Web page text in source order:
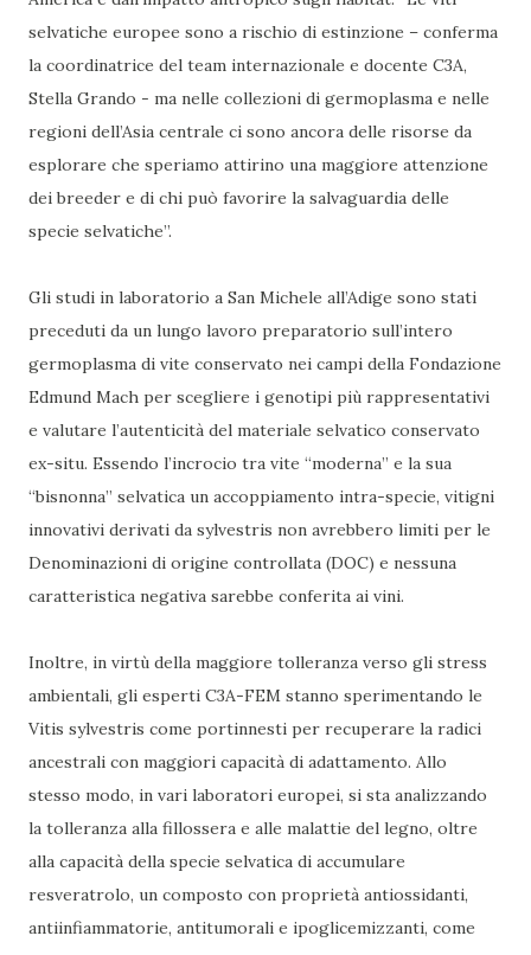
selvatiche europee sono a rischio di estinzione – conferma
la coordinatrice del team internazionale e docente C3A,
Stella Grando - ma nelle collezioni di germoplasma e nelle
regioni dell’Asia centrale ci sono ancora delle risorse da
esplorare che speriamo attirino una maggiore attenzione
dei breeder e di chi può favorire la salvaguardia delle
specie selvatiche”.
Gli studi in laboratorio a San Michele all’Adige sono stati
preceduti da un lungo lavoro preparatorio sull’intero
germoplasma di vite conservato nei campi della Fondazione
Edmund Mach per scegliere i genotipi più rappresentativi
e valutare l’autenticità del materiale selvatico conservato
ex-situ. Essendo l’incrocio tra vite “moderna” e la sua
“bisnonna” selvatica un accoppiamento intra-specie, vitigni
innovativi derivati da sylvestris non avrebbero limiti per le
Denominazioni di origine controllata (DOC) e nessuna
caratteristica negativa sarebbe conferita ai vini.
Inoltre, in virtù della maggiore tolleranza verso gli stress
ambientali, gli esperti C3A-FEM stanno sperimentando le
Vitis sylvestris come portinnesti per recuperare la radici
ancestrali con maggiori capacità di adattamento. Allo
stesso modo, in vari laboratori europei, si sta analizzando
la tolleranza alla fillossera e alle malattie del legno, oltre
alla capacità della specie selvatica di accumulare
resveratrolo, un composto con proprietà antiossidanti,
antiinfiammatorie, antitumorali e ipoglicemizzanti, come